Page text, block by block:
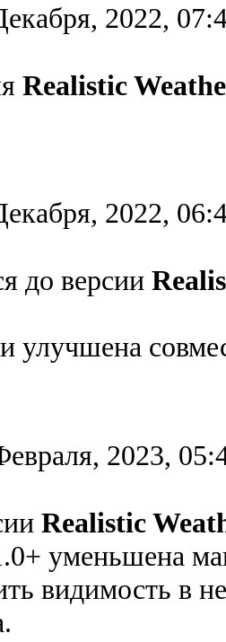
2022,
Realistic
2022,
до версии
улучшена
2023,
Realistic
уменьшена
видимость в